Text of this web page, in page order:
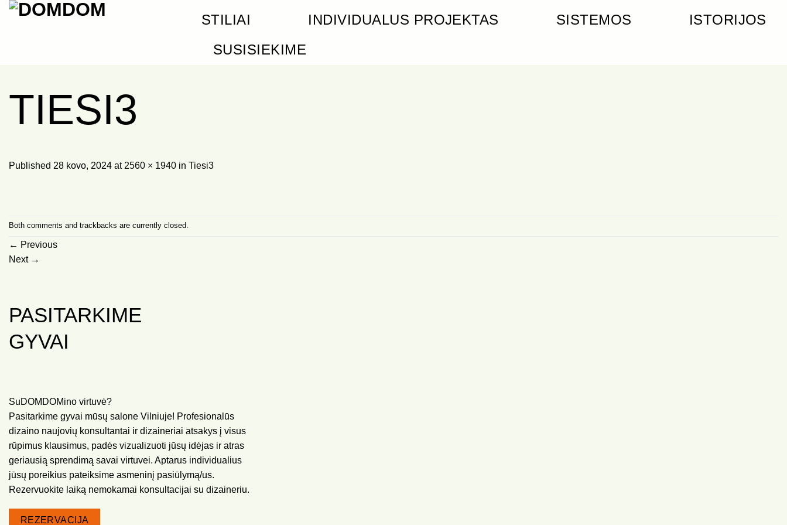
Skip
STILIAI INDIVIDUALUS PROJEKTAS SISTEMOS
ISTORIJOS
SUSISIEKIME
TIESI3
Published 28 kovo, 2024 at 2560 × 1940 in Tiesi3
Both comments and trackbacks are currently closed.
← Previous
Next →
PASITARKIME
GYVAI
SuDOMDOMino virtuvė?
Pasitarkime gyvai mūsų salone Vilniuje! Profesionalūs
dizaino naujovių konsultantai ir dizaineriai atsakys į visus
rūpimus klausimus, padės vizualizuoti jūsų idėjas ir atras
geriausią sprendimą savai virtuvei. Aptarus individualius
jūsų poreikius pateiksime asmeninį pasiūlymą/us.
Rezervuokite laiką nemokamai konsultacijai su dizaineriu.
REZERVACIJA